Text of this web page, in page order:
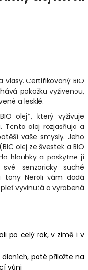
vlasy. Certifikovaný BIO
pokožku vyživenou,
a lesklé.
olej*, který vyživuje
Tento olej rozjasňuje a
vaše smysly. Jeho
olej ze švestek a BIO
hloubky a poskytne jí
senzoricky suché
tóny Neroli vám dodá
vyvinutá a vyrobená
po celý rok, v zimě i v
poté přiložte na
vůni